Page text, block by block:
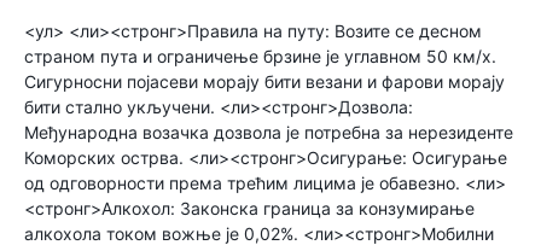
<ул> <ли><стронг>Правила на путу: Возите се десном
страном пута и ограничење брзине је углавном 50 км/х.
Сигурносни појасеви морају бити везани и фарови морају
бити стално укључени. <ли><стронг>Дозвола:
Међународна возачка дозвола је потребна за нерезиденте
Коморских острва. <ли><стронг>Осигурање: Осигурање
од одговорности према трећим лицима је обавезно. <ли>
<стронг>Алкохол: Законска граница за конзумирање
алкохола током вожње је 0,02%. <ли><стронг>Мобилни